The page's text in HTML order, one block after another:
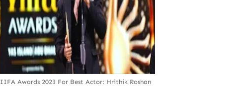
IIFA Awards 2023 For Best Actor: Hrithik Roshan